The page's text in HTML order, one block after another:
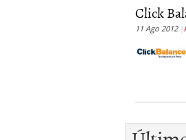
Click
11 Ago 2012